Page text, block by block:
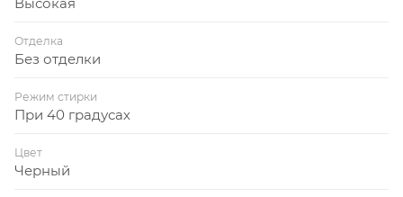
Отделка
Без отделки
Режим стирки
При 40 градусах
Цвет
Черный